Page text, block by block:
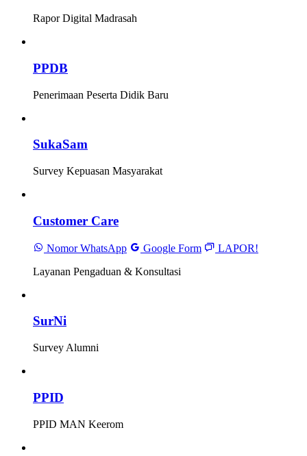
Rapor Digital Madrasah
PPDB
Penerimaan Peserta Didik Baru
SukaSam
Survey Kepuasan Masyarakat
Customer Care
Nomor WhatsApp Google Form
LAPOR!
Layanan Pengaduan & Konsultasi
SurNi
Survey Alumni
PPID
PPID MAN Keerom